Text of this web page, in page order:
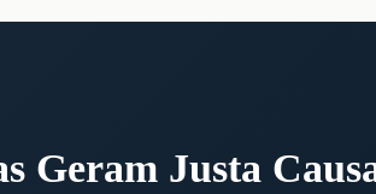
Geram Justa